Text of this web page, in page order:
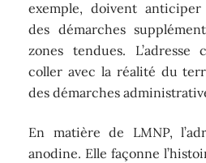
exemple, doivent
des démarches
zones tendues.
coller avec la réalité du
des démarches
En matière de LMNP,
anodine. Elle façonne